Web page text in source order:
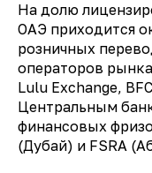
На долю
ОАЭ приходится
розничных
операторов
Lulu Exchange,
Центральным
финансовых
(Дубай) и FSRA